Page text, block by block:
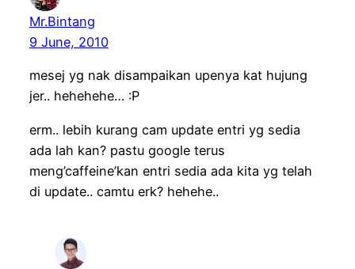
Mr.Bintang
9 June, 2010
mesej yg nak disampaikan upenya kat hujung
jer.. hehehehe… :P
erm.. lebih kurang cam update entri yg sedia
ada lah kan? pastu google terus
meng’caffeine’kan entri sedia ada kita yg telah
di update.. camtu erk? hehehe..